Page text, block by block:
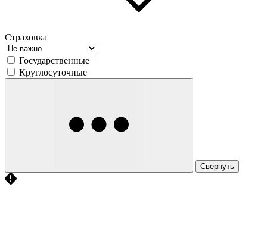
Страховка
Государственные
Круглосуточные
Свернуть